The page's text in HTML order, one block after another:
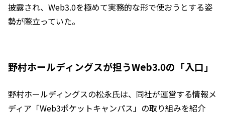
披露され、Web3.0を極めて実務的な形で使おうとする姿
勢が際立っていた。
野村ホールディングスが担うWeb3.0の「入口」
野村ホールディングスの松永氏は、同社が運営する情報メ
ディア「Web3ポケットキャンパス」の取り組みを紹介